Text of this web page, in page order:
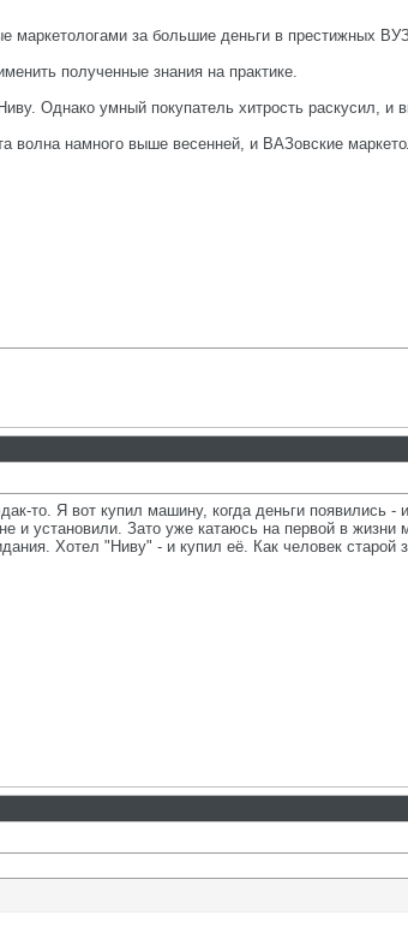
маркетологами за большие деньги в престижных
полученные знания на практике.
Однако умный покупатель хитрость раскусил, и
волна намного выше весенней, и ВАЗовские
то. Я вот купил машину, когда деньги появились
и установили. Зато уже катаюсь на первой в
Хотел "Ниву" - и купил её. Как человек старой